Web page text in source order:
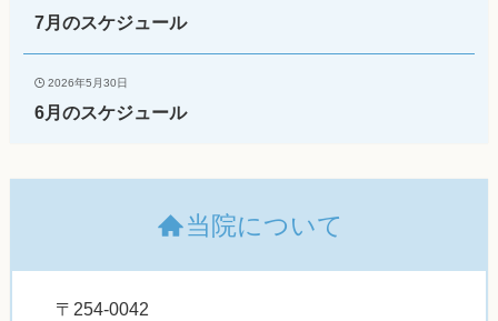
7月のスケジュール
2026年5月30日
6月のスケジュール
当院について
〒254-0042